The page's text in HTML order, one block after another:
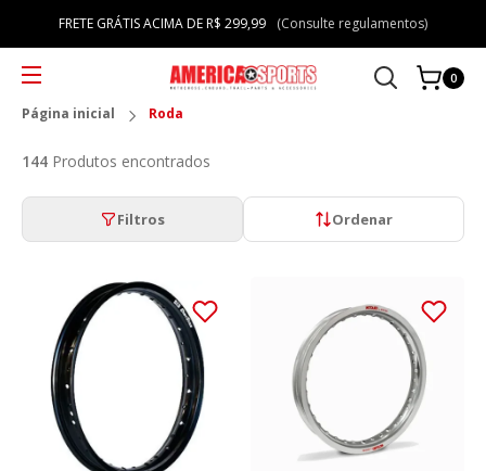
FRETE GRÁTIS ACIMA DE R$ 299,99 (Consulte regulamentos)
0
Página inicial Roda
144 Produtos encontrados
Filtros Ordenar